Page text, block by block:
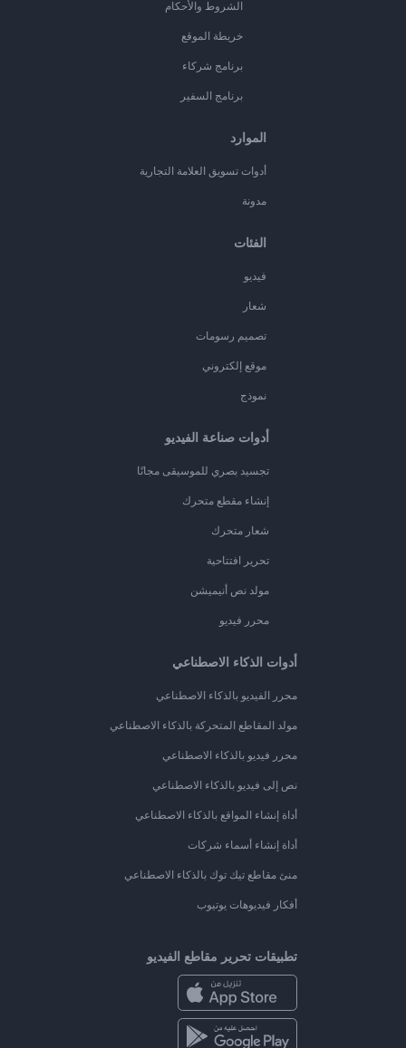
الشروط والأحكام
خريطة الموقع
برنامج شركاء
برنامج السفير
الموارد
أدوات تسويق العلامة التجارية
مدونة
الفئات
فيديو
شعار
تصميم رسومات
موقع إلكتروني
نموذج
أدوات صناعة الفيديو
تجسيد بصري للموسيقى مجانًا
إنشاء مقطع متحرك
شعار متحرك
تحرير افتتاحية
مولد نص أنيميشن
محرر فيديو
أدوات الذكاء الاصطناعي
محرر الفيديو بالذكاء الاصطناعي
مولد المقاطع المتحركة بالذكاء الاصطناعي
محرر فيديو بالذكاء الاصطناعي
نص إلى فيديو بالذكاء الاصطناعي
أداة إنشاء المواقع بالذكاء الاصطناعي
أداة إنشاء أسماء شركات
منئ مقاطع تيك توك بالذكاء الاصطناعي
أفكار فيديوهات يوتيوب
تطبيقات تحرير مقاطع الفيديو